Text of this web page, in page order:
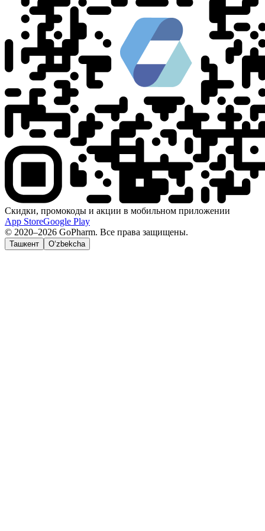
Скидки, промокоды и акции в мобильном приложении
App StoreGoogle Play
© 2020–2026 GoPharm. Все права защищены.
Ташкент O‘zbekcha